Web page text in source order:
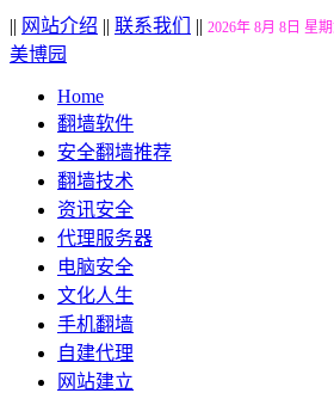
|| 网站介绍 || 联系我们 || 2026年 8月 8日 星
美博园
Home
翻墙软件
安全翻墙推荐
翻墙技术
资讯安全
代理服务器
电脑安全
文化人生
手机翻墙
自建代理
网站建立